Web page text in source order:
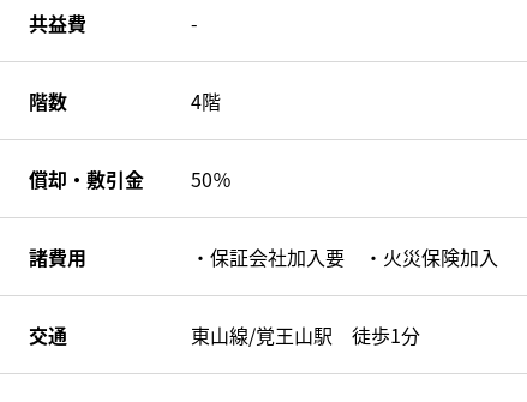
共益費 -
階数 4階
償却・敷引金 50％
諸費用 ・保証会社加入要 ・火災保険加入
交通 東山線/覚王山駅 徒歩1分